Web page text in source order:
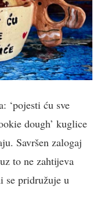
‘pojesti ću sve
dough’ kuglice
Savršen zalogaj
to ne zahtijeva
se pridružuje u